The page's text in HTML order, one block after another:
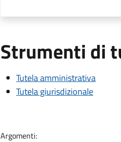
Strumenti di
Tutela amministrativa
Tutela giurisdizionale
Argomenti: